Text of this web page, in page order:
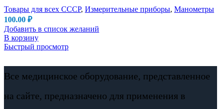
Товары для всех СССР, Измерительные приборы, Манометры
100.00 ₽
Добавить в список желаний
В корзину
Быстрый просмотр
Все медицинское оборудование, представленное
на сайте, предназначено для применения в